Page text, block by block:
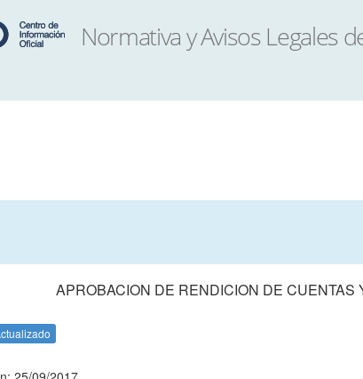
APROBACION DE RENDICION DE